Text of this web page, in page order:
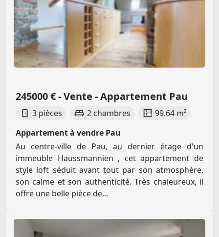
245000 € - Vente - Appartement Pau
3 pièces 2 chambres
99.64 m²
Appartement à vendre Pau
Au centre-ville de Pau, au dernier étage d'un
immeuble Haussmannien , cet appartement de
style loft séduit avant tout par son atmosphère,
son calme et son authenticité. Très chaleureux, il
offre une belle pièce de...